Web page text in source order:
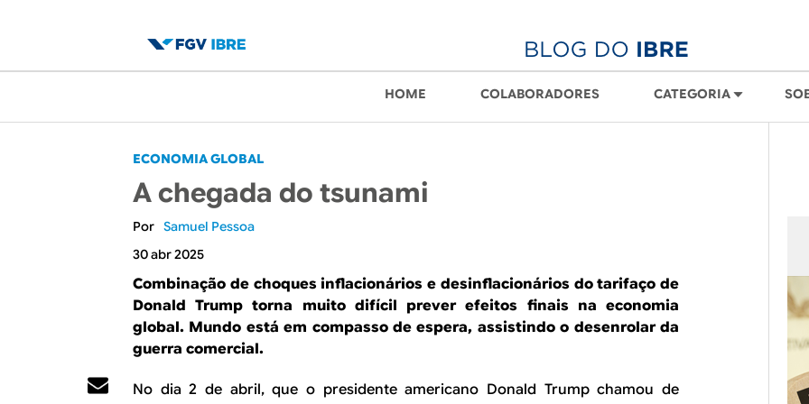
l
o
g
d
o
I
B
R
u
p
r
i
n
c
i
p
a
HOME COLABORADORES CATEGORIA
ECONOMIA GLOBAL
A chegada do tsunami
Samuel Pessoa
30 abr 2025
Combinação de choques inflacionários e desinflacionários do tarifaço de
Donald Trump torna muito difícil prever efeitos finais na economia
global. Mundo está em compasso de espera, assistindo o desenrolar da
guerra comercial.
No dia 2 de abril, que o presidente americano Donald Trump chamou de